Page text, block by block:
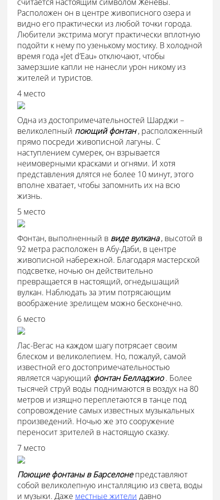
считается настоящим символом Женевы.
Расположен он в центре живописного озера и
видно его практически из любой точки города.
Любители экстрима могут практически вплотную
подойти к нему по узенькому мостику. В холодной
время года «Jet d’Eau» отключают, чтобы
замерзшие капли не нанесли урон никому из
жителей и туристов.
4 место
Одна из достопримечательностей Шарджи –
великолепный поющий фонтан, расположенный
прямо посреди живописной лагуны. С
наступлением сумерек, он взрывается
неимоверными красками и огнями. И хотя
представления длятся не более 10 минут, этого
вполне хватает, чтобы запомнить их на всю
жизнь.
5 место
Фонтан, выполненный в виде вулкана, высотой в
92 метра расположен в Абу-Даби, в центре
живописной набережной. Благодаря мастерской
подсветке, ночью он действительно
превращается в настоящий, огнедышащий
вулкан. Наблюдать за этим потрясающим
воображение зрелищем можно бесконечно.
6 место
Лас-Вегас на каждом шагу потрясает своим
блеском и великолепием. Но, пожалуй, самой
известной его достопримечательностью
является чарующий фонтан Белладжио. Более
тысячей струй воды поднимаются в воздух на 80
метров и изящно переплетаются в танце под
сопровождение самых известных музыкальных
произведений. Ночью же это сооружение
переносит зрителей в настоящую сказку.
7 место
Поющие фонтаны в Барселонепредставляют
собой великолепную инсталляцию из света, воды
и музыки. Даже местные жители давно